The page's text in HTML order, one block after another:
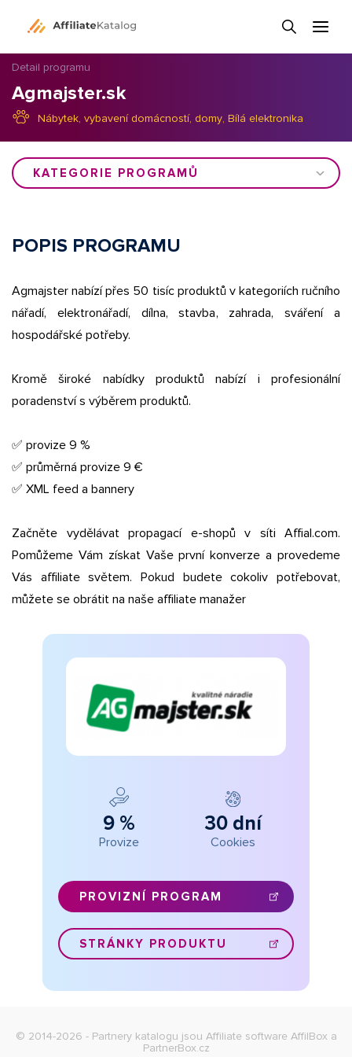
Detail programu
Agmajster.sk
Nábytek, vybavení domácností, domy, Bílá elektronika
KATEGORIE PROGRAMŮ
POPIS PROGRAMU
Agmajster nabízí přes 50 tisíc produktů v kategoriích ručního
nářadí, elektronářadí, dílna, stavba, zahrada, sváření a
hospodářské potřeby.
Kromě široké nabídky produktů nabízí i profesionální
poradenství s výběrem produktů.
✅ provize 9 %
✅ průměrná provize 9 €
✅ XML feed a bannery
Začněte vydělávat propagací e-shopů v síti Affial.com.
Pomůžeme Vám získat Vaše první konverze a provedeme
Vás affiliate světem. Pokud budete cokoliv potřebovat,
můžete se obrátit na naše affiliate manažer
9 %
Provize
30 dní
Cookies
PROVIZNÍ PROGRAM
STRÁNKY PRODUKTU
© 2014-2026 - Partnery katalogu jsou Affiliate software AffilBox a
PartnerBox.cz